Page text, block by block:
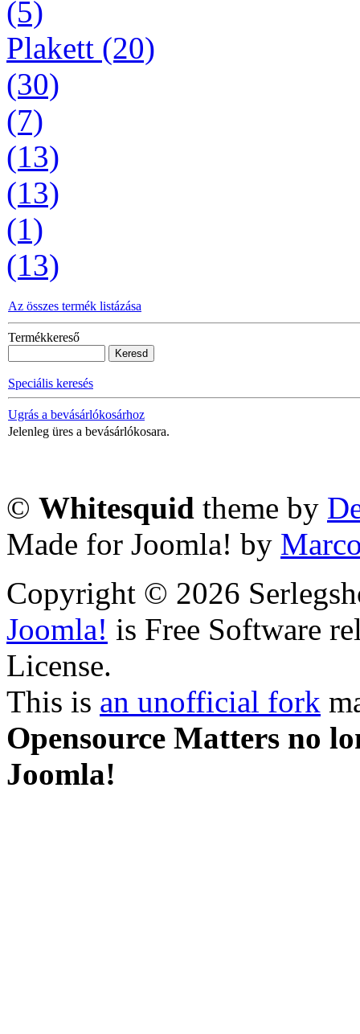
(5)
Plakett (20)
(30)
(7)
(13)
(13)
(1)
(13)
Az összes termék listázása
Termékkereső
Speciális keresés
Ugrás a bevásárlókosárhoz
Jelenleg üres a bevásárlókosara.
© Whitesquid theme by
Made for Joomla! by
Copyright © 2026
Joomla! is Free Software
License.
This is an unofficial fork
Opensource Matters no
Joomla!